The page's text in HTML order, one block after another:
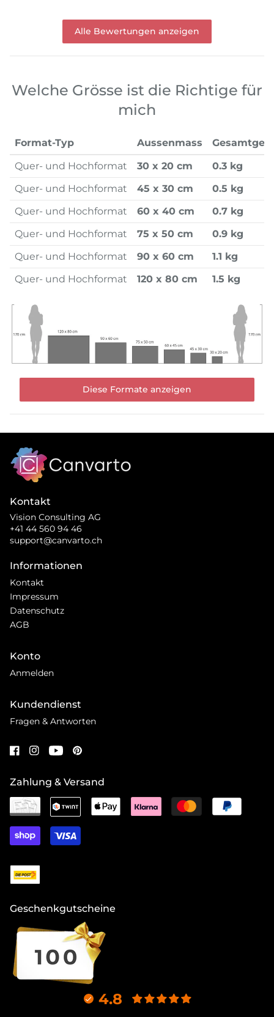
Alle Bewertungen anzeigen
Welche Grösse ist die Richtige für
mich
Format-Typ Aussenmass
Quer- und Hochformat
30 x 20 cm
0.3 kg
Quer- und Hochformat
45 x 30 cm
0.5 kg
Quer- und Hochformat
60 x 40 cm
0.7 kg
Quer- und Hochformat
75 x 50 cm
0.9 kg
Quer- und Hochformat
90 x 60 cm
1.1 kg
Quer- und Hochformat
120 x 80 cm 1.5 kg
Diese Formate anzeigen
Kontakt
Vision Consulting AG
+41 44 560 94 46
support@canvarto.ch
Informationen
Kontakt
Impressum
Datenschutz
AGB
Konto
Anmelden
Kundendienst
Fragen & Antworten
Zahlung & Versand
Geschenkgutscheine
4.8